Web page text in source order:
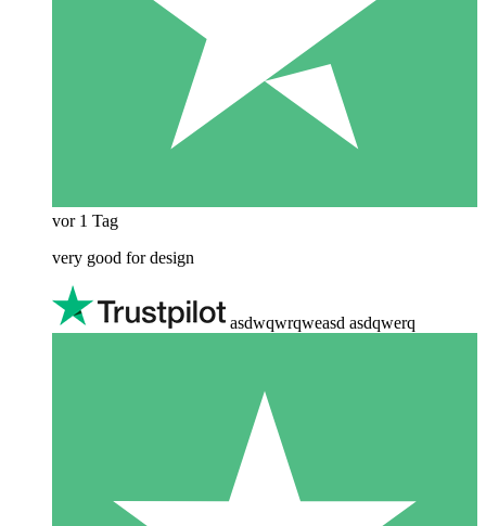
vor 1 Tag
very good for design
asdwqwrqweasd asdqwerq